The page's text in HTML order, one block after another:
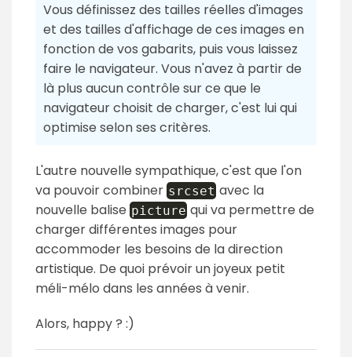
Vous définissez des tailles réelles d'images
et des tailles d'affichage de ces images en
fonction de vos gabarits, puis vous laissez
faire le navigateur. Vous n'avez à partir de
là plus aucun contrôle sur ce que le
navigateur choisit de charger, c'est lui qui
optimise selon ses critères.
L'autre nouvelle sympathique, c'est que l'on
va pouvoir combiner srcset avec la
nouvelle balise picture qui va permettre de
charger différentes images pour
accommoder les besoins de la direction
artistique. De quoi prévoir un joyeux petit
méli-mélo dans les années à venir.
Alors, happy ? :)